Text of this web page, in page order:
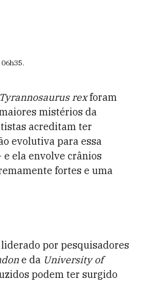
06h35.
Tyrannosaurus rexforam
mistérios da
acreditam ter
evolutiva para essa
ela envolve crânios
fortes e uma
por pesquisadores
e da University of
podem ter surgido